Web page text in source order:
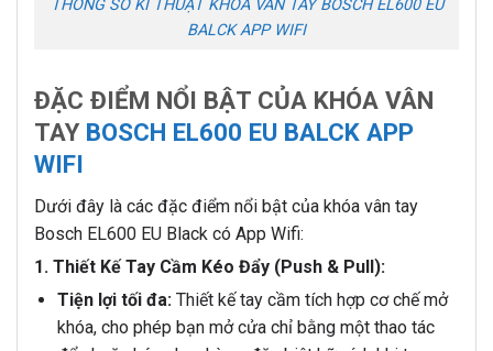
THÔNG SỐ KĨ THUẬT KHÓA VÂN TAY BOSCH EL600 EU
BALCK APP WIFI
ĐẶC ĐIỂM NỔI BẬT CỦA KHÓA VÂN
TAY BOSCH EL600 EU BALCK APP
WIFI
Dưới đây là các đặc điểm nổi bật của khóa vân tay
Bosch EL600 EU Black có App Wifi:
1. Thiết Kế Tay Cầm Kéo Đẩy (Push & Pull):
Tiện lợi tối đa:Thiết kế tay cầm tích hợp cơ chế mở
khóa, cho phép bạn mở cửa chỉ bằng một thao tác